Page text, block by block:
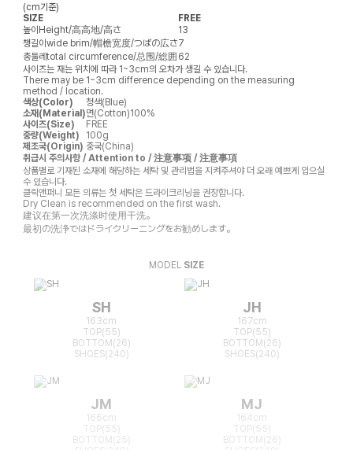
(cm기준)
SIZE
FREE
높이Height/高高地/高さ
13
챙길이wide brim/帽檐宽度/つばの広さ7
총둘레total circumference/总围/総囲 62
사이즈는 재는 위치에 따라 1~3cm의 오차가 생길 수 있습니다.
There may be 1~3cm difference depending on the measuring
method / location.
색상(Color)
청색(Blue)
소재(Material)면(Cotton)100%
사이즈(Size)
FREE
중량(Weight)
100g
제조국(Origin) 중국(China)
취급시 주의사항 / Attention to / 注意事项 / 注意事項
상품별로 기재된 소재에 해당하는 세탁 및 관리법을 지켜주셔야 더 오래 예쁘게 입으실
수 있습니다.
클릭앤퍼니 모든 의류는 첫 세탁은 드라이크리닝을 권장합니다.
Dry Clean is recommended on the first wash.
建议在第一次洗涤时使用干洗。
最初の洗浄ではドライクリーニングをお勧めします。
MODEL SIZE
SH
163cm
TOP(55)
BOTTOM(26)
SHOES(240)
JH
167cm
TOP(55)
BOTTOM(26)
SHOES(240)
JM
166cm
TOP(55)
BOTTOM(25)
MJ
164cm
TOP(55)
BOTTOM(26)